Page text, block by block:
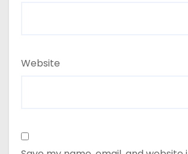
Website